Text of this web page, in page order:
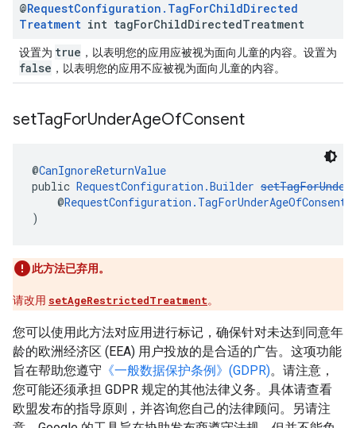
@RequestConfiguration . TagForChildDirected
Treatment int tagForChildDirectedTreatment
设置为 true ，以表明您的应用应被视为面向儿童的内容。设置为
false ，以表明您的应用不应被视为面向儿童的内容。
setTagForUnderAgeOfConsent
@CanIgnoreReturnValue
public RequestConfiguration.Builder
@RequestConfiguration.TagForUnderAgeOfConsent
)
此方法已弃用。
请改用 setAgeRestrictedTreatment。
您可以使用此方法对应用进行标记，确保针对未达到同意年
龄的欧洲经济区 (EEA) 用户投放的是合适的广告。这项功能
旨在帮助您遵守 《一般数据保护条例》(GDPR)。请注意，
您可能还须承担 GDPR 规定的其他法律义务。具体请查看
欧盟发布的指导原则，并咨询您自己的法律顾问。另请注